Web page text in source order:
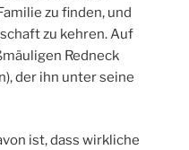
zu finden, und
zu kehren. Auf
Redneck
der ihn unter seine
ist, dass wirkliche